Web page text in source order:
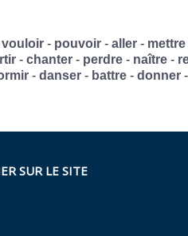
vouloir- pouvoir- aller- mettre
- chanter- perdre- naître-
- danser- battre- donner
SUR LE SITE